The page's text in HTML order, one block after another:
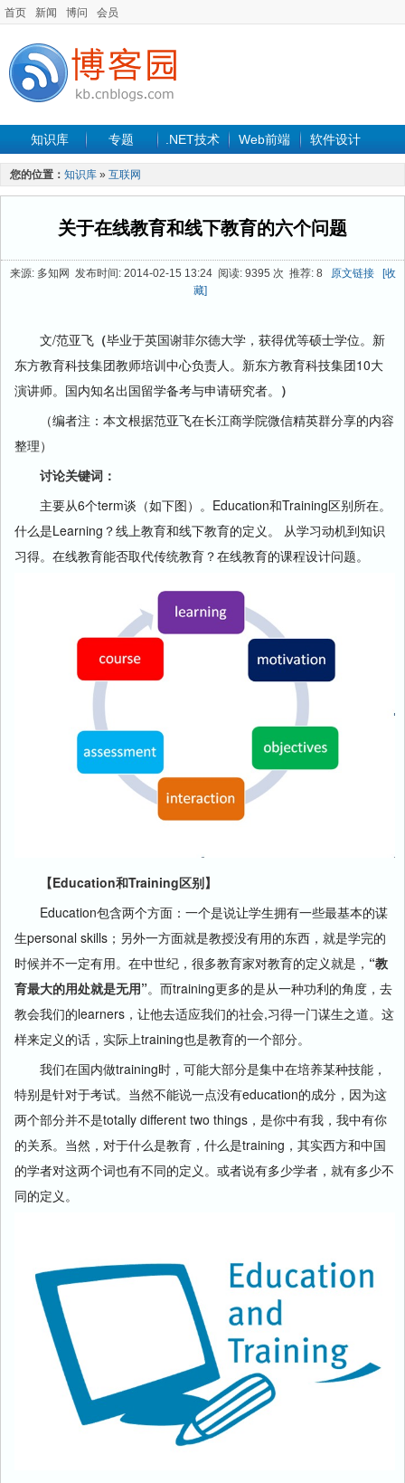
首页 新闻 博问 会员
知识库 专题 .NET技术 Web前端 软件设计
手机开发 软件工程
最新文章
您的位置： 知识库 » 互联网
关于在线教育和线下教育的六个问题
来源: 多知网 发布时间: 2014-02-15 13:24 阅读: 9395 次 推荐: 8 原文链接
[收
藏]
文/范亚飞 （毕业于英国谢菲尔德大学，获得优等硕士学位。新
东方教育科技集团教师培训中心负责人。新东方教育科技集团10大
演讲师。国内知名出国留学备考与申请研究者。 ）
（编者注：本文根据范亚飞在长江商学院微信精英群分享的内容
整理）
讨论关键词：
主要从6个term谈（如下图）。Education和Training区别所在。
什么是Learning？线上教育和线下教育的定义。 从学习动机到知识
习得。在线教育能否取代传统教育？在线教育的课程设计问题。
【Education和Training区别】
Education包含两个方面：一个是说让学生拥有一些最基本的谋
生personal skills；另外一方面就是教授没有用的东西，就是学完的
时候并不一定有用。在中世纪，很多教育家对教育的定义就是， “教
育最大的用处就是无用”。而training更多的是从一种功利的角度，去
教会我们的learners，让他去适应我们的社会,习得一门谋生之道。这
样来定义的话，实际上training也是教育的一个部分。
我们在国内做training时，可能大部分是集中在培养某种技能，
特别是针对于考试。当然不能说一点没有education的成分，因为这
两个部分并不是totally different two things，是你中有我，我中有你
的关系。当然，对于什么是教育，什么是training，其实西方和中国
的学者对这两个词也有不同的定义。或者说有多少学者，就有多少不
同的定义。